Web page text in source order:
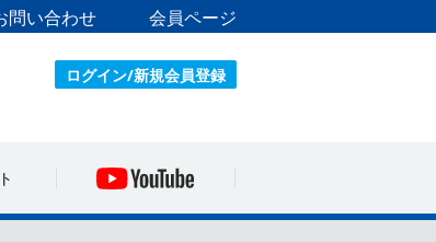
問い合わせ 会員ページ
ログイン/新規会員登録